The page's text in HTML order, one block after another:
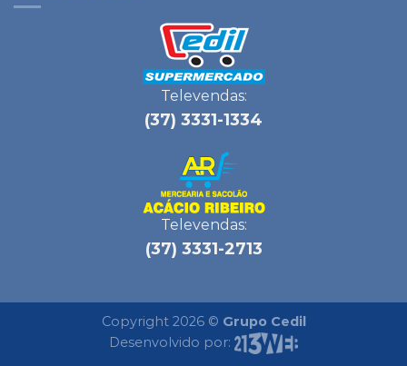
Televendas:
(37) 3331-1334
Televendas:
(37) 3331-2713
Copyright 2026 © Grupo Cedil
Desenvolvido por: